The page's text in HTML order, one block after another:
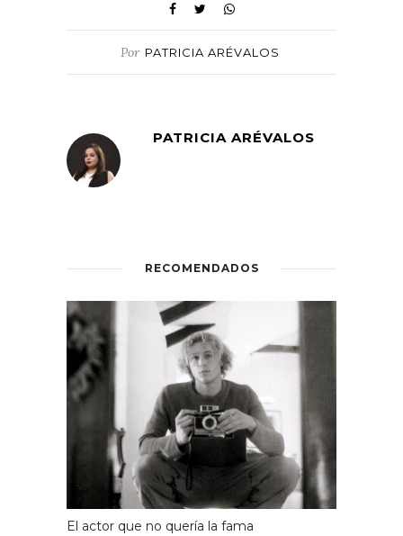
Por PATRICIA ARÉVALOS
PATRICIA ARÉVALOS
RECOMENDADOS
El actor que no quería la fama